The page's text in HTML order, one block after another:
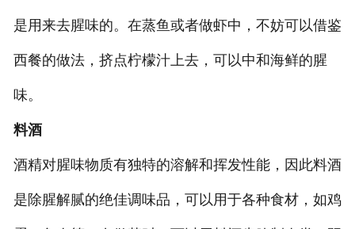
联系我们
是用来去腥味的。在蒸鱼或者做虾中，不妨可以借鉴
西餐的做法，挤点柠檬汁上去，可以中和海鲜的腥
味。
料酒
酒精对腥味物质有独特的溶解和挥发性能，因此料酒
是除腥解腻的绝佳调味品，可以用于各种食材，如鸡